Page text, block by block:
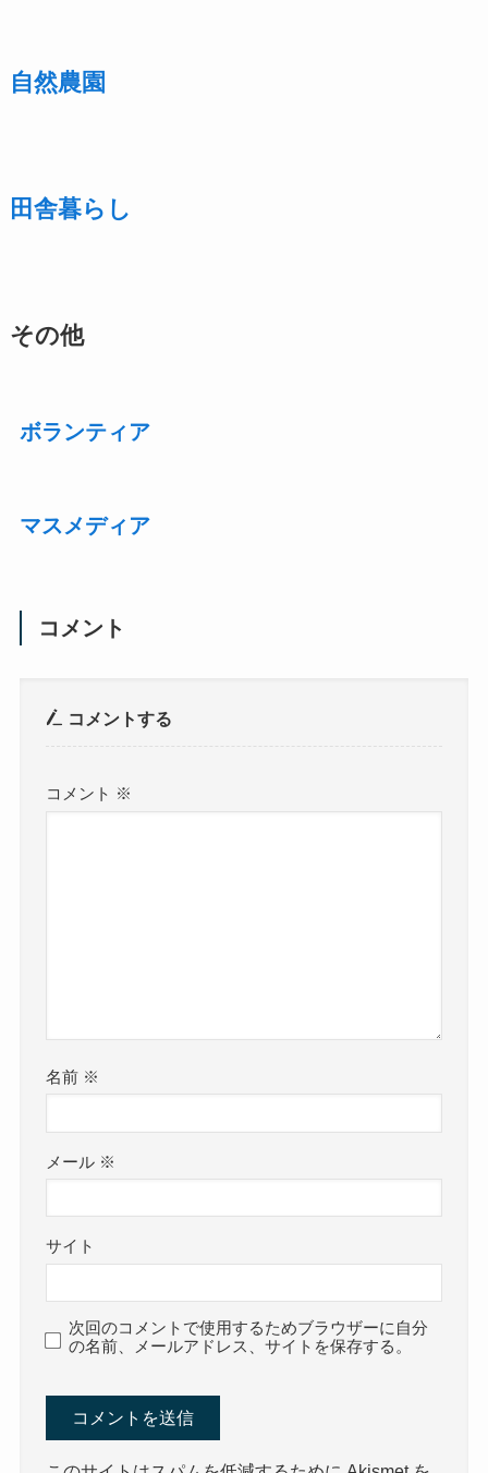
自然農園
田舎暮らし
その他
ボランティア
マスメディア
コメント
コメントする
コメント ※
名前 ※
メール ※
サイト
次回のコメントで使用するためブラウザーに自分
の名前、メールアドレス、サイトを保存する。